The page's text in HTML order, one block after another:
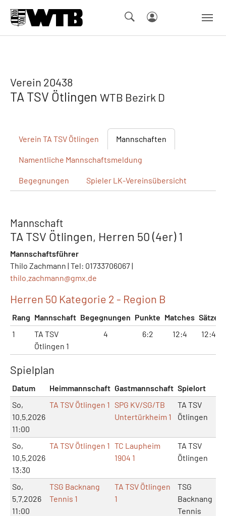
Verein 20438
TA TSV Ötlingen WTB Bezirk D
Verein TA TSV Ötlingen Mannschaften
Namentliche Mannschaftsmeldung
Begegnungen Spieler LK-Vereinsübersicht
Mannschaft
TA TSV Ötlingen, Herren 50 (4er) 1
Mannschaftsführer
Thilo Zachmann | Tel: 01733706067 |
thilo.zachmann@gmx.de
Herren 50 Kategorie 2 - Region B
Rang Mannschaft Begegnungen Punkte Matches Sätze
1
TA TSV
Ötlingen 1
4 6:2 12:4 12:4
Spielplan
Datum Heimmannschaft Gastmannschaft Spielort
So,
10.5.2026
11:00
TA TSV Ötlingen 1 SPG KV/SG/TB
Untertürkheim 1
TA TSV
Ötlingen
So,
10.5.2026
13:30
TA TSV Ötlingen 1 TC Laupheim
1904 1
TA TSV
Ötlingen
So,
5.7.2026
11:00
TSG Backnang
Tennis 1
TA TSV Ötlingen
1
TSG
Backnang
Tennis